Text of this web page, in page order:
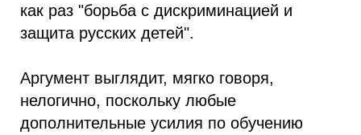
как раз "борьба с дискриминацией и
защита русских детей".
Аргумент выглядит, мягко говоря,
нелогично, поскольку любые
дополнительные усилия по обучению